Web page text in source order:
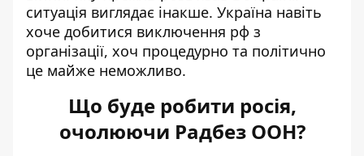
ситуація виглядає інакше. Україна навіть
хоче добитися виключення рф з
організації, хоч процедурно та політично
це майже неможливо.
Що буде робити росія,
очолюючи Радбез ООН?